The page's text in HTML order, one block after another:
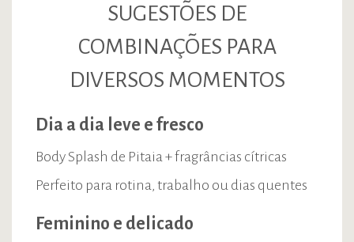
SUGESTÕES DE
COMBINAÇÕES PARA
DIVERSOS MOMENTOS
Dia a dia leve e fresco
Body Splash de Pitaia + fragrâncias cítricas
Perfeito para rotina, trabalho ou dias quentes
Feminino e delicado